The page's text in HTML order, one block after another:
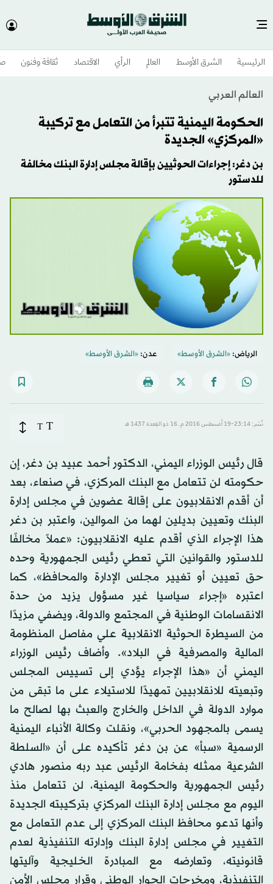
الرئيسية الشرق الأوسط​ العالم الرأي الاقتصاد ثقافة وفنون
العالم العربي
الحكومة اليمنية تتبرأ من التعامل مع تركيبة
«المركزي» الجديدة
بن دغر: إجراءات الحوثيين بإقالة مجلس إدارة البنك مخالفة
للدستور
الرياض:«الشرق الأوسط» عدن:«الشرق الأوسط»
نُشر: 23:14-19 أغسطس 2016 م ـ 16 ذو القِعدة 1437 هـ T
T
قال رئيس الوزراء اليمني، الدكتور أحمد عبيد بن دغر، إن
حكومته لن تتعامل مع البنك المركزي، في صنعاء، بعد
أن أقدم الانقلابيون على إقالة عضوين في مجلس إدارة
البنك وتعيين بديلين لهما من الموالين، واعتبر بن دغر
هذا الإجراء الذي أقدم عليه الانقلابيون: «عملاً مخالفًا
للدستور والقوانين التي تعطي رئيس الجمهورية وحده
حق تعيين أو تغيير مجلس الإدارة والمحافظ»، كما
اعتبره «إجراء سياسيا غير مسؤول يزيد من حدة
الانقسامات الوطنية في المجتمع والدولة، ويضفي مزيدًا
من السيطرة الحوثية الانقلابية علي مفاصل المنظومة
المالية والمصرفية في البلاد». وأضاف رئيس الوزراء
اليمني أن «هذا الإجراء يؤدي إلى تسييس المجلس
وتبعيته للانقلابيين تمهيدًا للاستيلاء على ما تبقى من
موارد الدولة في الداخل والخارج والعبث بها لصالح ما
يسمى بالمجهود الحربي»، ونقلت وكالة الأنباء اليمنية
الرسمية «سبأ» عن بن دغر تأكيده على أن «السلطة
الشرعية ممثله بفخامة الرئيس عبد ربه منصور هادي
رئيس الجمهورية والحكومة اليمنية، لن تتعامل منذ
اليوم مع مجلس إدارة البنك المركزي بتركيبته الجديدة
وأنها تدعو محافظ البنك المركزي إلى عدم التعامل مع
التغيير في مجلس إدارة البنك وإدارته التنفيذية لعدم
قانونيته، وتعارضه مع المبادرة الخليجية وآليتها
التنفيذية، ومخرجات الحوار الوطني وقرار مجلس الأمن